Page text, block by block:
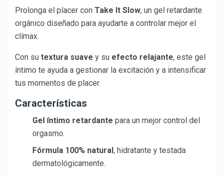
Prolonga el placer con Take It Slow, un gel retardante
orgánico diseñado para ayudarte a controlar mejor el
clímax.
Con su textura suave y su efecto relajante, este gel
íntimo te ayuda a gestionar la excitación y a intensificar
tus momentos de placer.
Características
Gel íntimo retardante para un mejor control del
orgasmo.
Fórmula 100% natural, hidratante y testada
dermatológicamente.